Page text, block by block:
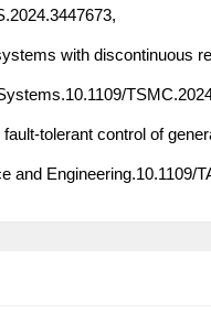
with discontinuous
tolerant control of
Engineering.10.1109/